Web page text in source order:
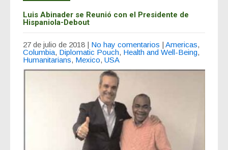
Luis Abinader se Reunió con el Presidente de
Hispaniola-Debout
27 de julio de 2018 | No hay comentarios | Americas,
Columbia, Diplomatic Pouch, Health and Well-Being,
Humanitarians, Mexico, USA